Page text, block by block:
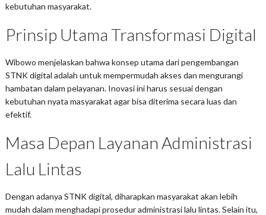
kebutuhan masyarakat.
Prinsip Utama Transformasi Digital
Wibowo menjelaskan bahwa konsep utama dari pengembangan
STNK digital adalah untuk mempermudah akses dan mengurangi
hambatan dalam pelayanan. Inovasi ini harus sesuai dengan
kebutuhan nyata masyarakat agar bisa diterima secara luas dan
efektif.
Masa Depan Layanan Administrasi
Lalu Lintas
Dengan adanya STNK digital, diharapkan masyarakat akan lebih
mudah dalam menghadapi prosedur administrasi lalu lintas. Selain itu,